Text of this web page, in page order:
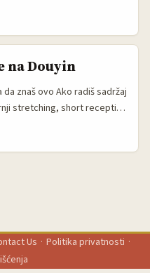
je praktičan plan. Mnogi
srebrni ekosistem
zdrave navike? ...
na Douyin
znaš ovo Ako radiš sadržaj
stretching, short recepti
i distribuciju. I da,
Us · Politika privatnosti ·